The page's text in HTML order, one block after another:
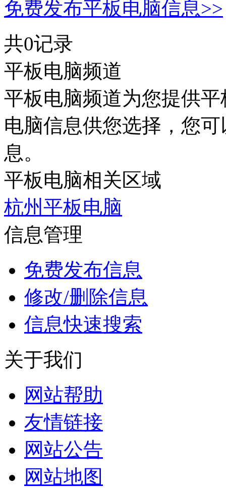
免费发布平板电脑信息>>
共0记录
平板电脑频道
平板电脑频道为您提供
电脑信息供您选择，您
息。
平板电脑相关区域
杭州平板电脑
信息管理
免费发布信息
修改/删除信息
信息快速搜索
关于我们
网站帮助
友情链接
网站公告
网站地图